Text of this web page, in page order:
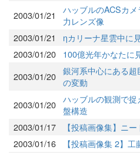
2003/01/21
ハッブルのACSカ
力レンズ像
2003/01/21
ηカリーナ星雲中に
2003/01/20
100億光年かなたに
2003/01/20 銀河系中心にある
の変動
2003/01/20 ハッブルの観測で
盤構造
2003/01/17
【投稿画像集】ニ
2003/01/16
【投稿画像集 2】